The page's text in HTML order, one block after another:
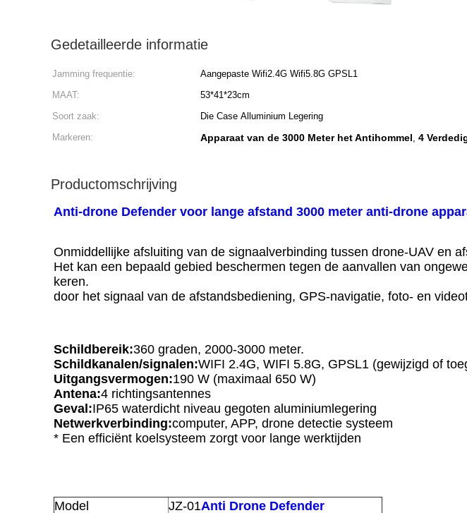
Gedetailleerde informatie
Jamming frequentie: Aangepaste Wifi2.4G Wifi5.8G GPSL1
MAAT:
53*41*23cm
Soort zaak:
Die Case Alluminium Legering
Markeren:
Apparaat van de 3000 Meter het Antihommel, 4
Productomschrijving
Anti-drone Defender voor lange afstand 3000 meter anti-drone
Onmiddellijke afsluiting van de signaalverbinding tussen drone-UAV en
Het kan een bepaald gebied beschermen tegen de aanvallen van
keren.
door het signaal van de afstandsbediening, GPS-navigatie, foto- en
Schildbereik:360 graden, 2000-3000 meter.
Schildkanalen/signalen:WIFI 2.4G, WIFI 5.8G, GPSL1 (gewijzigd of
Uitgangsvermogen:190 W (maximaal 650 W)
Antena:4 richtingsantennes
Geval:IP65 waterdicht niveau gegoten aluminiumlegering
Netwerkverbinding:computer, APP, drone detectie systeem
* Een efficiënt koelsysteem zorgt voor lange werktijden
Model JZ-01Anti Drone Defender